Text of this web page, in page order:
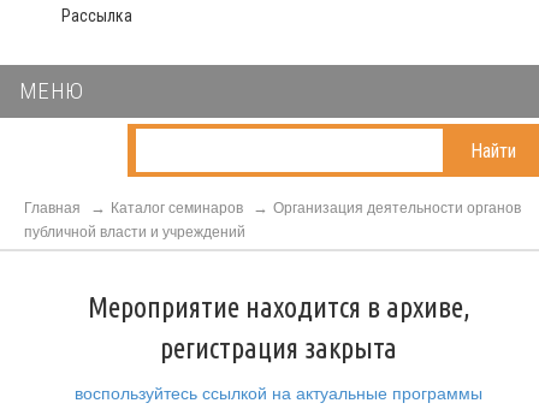
Рассылка
МЕНЮ
Найти
Главная Каталог семинаров
Организация деятельности органов
публичной власти и учреждений
Мероприятие находится в архиве,
регистрация закрыта
воспользуйтесь ссылкой на актуальные программы